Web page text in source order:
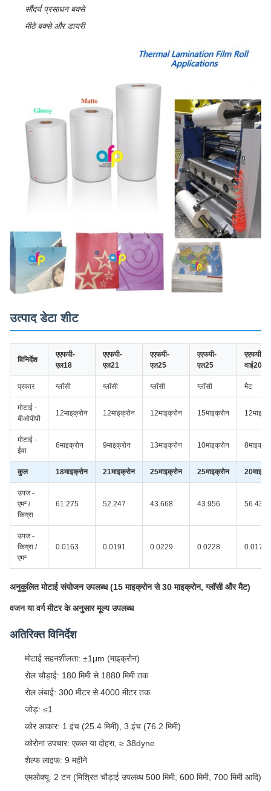
सौंदर्य प्रसाधन बक्से
मीठे बक्से और डायरी
उत्पाद डेटा शीट
विनिर्देश
एएफपी-
एल18
एएफपी-
एल21
एएफपी-
एल25
एएफपी-
एल25
एएफपी-
वाई20
प्रकार ग्लॉसी ग्लॉसी ग्लॉसी ग्लॉसी मैट
मोटाई -
बीओपीपी
12माइक्रोन 12माइक्रोन 12माइक्रोन 15माइक्रोन
मोटाई -
ईवा
6माइक्रोन 9माइक्रोन 13माइक्रोन 10माइक्रोन
कुल 18माइक्रोन 21माइक्रोन 25माइक्रोन 25माइक्रोन
उपज -
एम² /
किग्रा
61.275 52.247 43.668 43.956 56.433
उपज -
किग्रा /
एम²
0.0163 0.0191 0.0229 0.0228 0.0177
अनुकूलित मोटाई संयोजन उपलब्ध (15 माइक्रोन से 30 माइक्रोन, ग्लॉसी और मैट)
वजन या वर्ग मीटर के अनुसार मूल्य उपलब्ध
अतिरिक्त विनिर्देश
मोटाई सहनशीलता: ±1μm (माइक्रोन)
रोल चौड़ाई: 180 मिमी से 1880 मिमी तक
रोल लंबाई: 300 मीटर से 4000 मीटर तक
जोड़: ≤1
कोर आकार: 1 इंच (25.4 मिमी), 3 इंच (76.2 मिमी)
कोरोना उपचार: एकल या दोहरा, ≥ 38dyne
शेल्फ लाइफ: 9 महीने
एमओक्यू: 2 टन (मिश्रित चौड़ाई उपलब्ध 500 मिमी, 600 मिमी, 700 मिमी आदि)